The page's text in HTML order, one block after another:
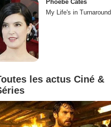
Phoebe Cates
My Life's in Turnaround
les actus Ciné &